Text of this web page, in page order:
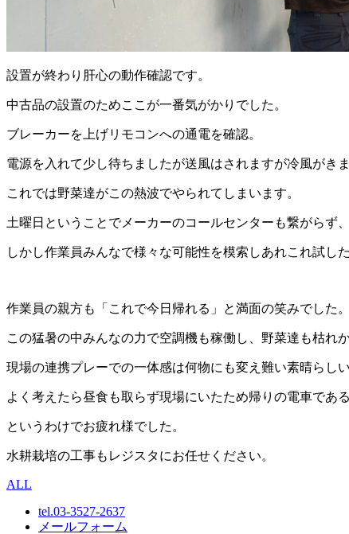
設置が終わり肝心の動作確認です。
中古品の設置のためここが一番気がかりでした。
ブレーカーを上げリモコンへの通電を確認。
電源を入れて少し待ちましたが送風はされますが冷風がきま
これでは野菜達がこの熱波でやられてしまいます。
土曜日ということでメーカーのコールセンターも繋がらず
しかし作業員みんなで様々な可能性を模索しあれこれ試し
作業員の親方も「これで今日帰れる」と満面の笑みでした。
この猛暑の中みんなの力で空調機も稼働し、野菜達も枯れ
現場の連携プレーでの一体感は何物にも変え難い素晴らしい
よく考えたら昼食も取らず現場にいたため帰りの電車であ
というわけでお疲れ様でした。
水耕栽培の工事もレジスタにお任せください。
ALL
tel.03-3527-2637
メールフォーム